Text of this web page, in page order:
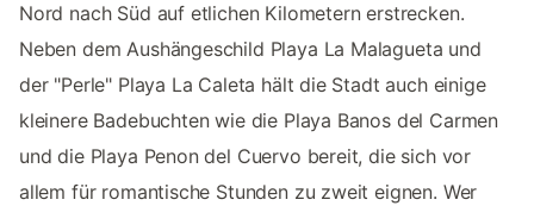
Nord nach Süd auf etlichen Kilometern erstrecken.
Neben dem Aushängeschild Playa La Malagueta und
der "Perle" Playa La Caleta hält die Stadt auch einige
kleinere Badebuchten wie die Playa Banos del Carmen
und die Playa Penon del Cuervo bereit, die sich vor
allem für romantische Stunden zu zweit eignen. Wer